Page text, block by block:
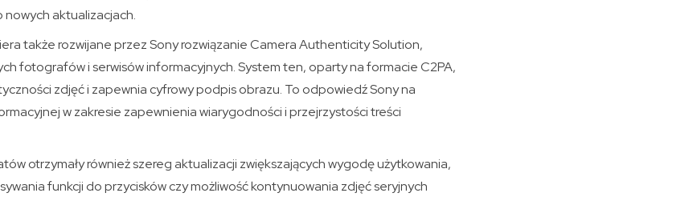
aktualizacjach.
także rozwijane przez Sony rozwiązanie Camera Authenticity Solution,
fotografów i serwisów informacyjnych. System ten, oparty na formacie C2PA,
zdjęć i zapewnia cyfrowy podpis obrazu. To odpowiedź Sony na
w zakresie zapewnienia wiarygodności i przejrzystości treści
otrzymały również szereg aktualizacji zwiększających wygodę użytkowania,
funkcji do przycisków czy możliwość kontynuowania zdjęć seryjnych